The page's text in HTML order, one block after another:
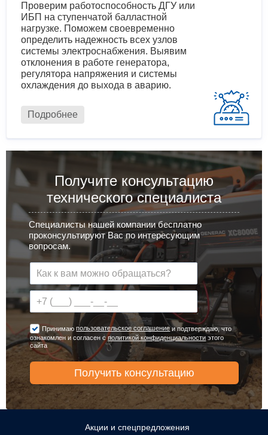
Проверим работоспособность ДГУ или
ИБП на ступенчатой балластной
нагрузке. Поможем своевременно
определить надежность всех узлов
системы электроснабжения. Выявим
отклонения в работе генератора,
регулятора напряжения и системы
охлаждения до выхода в аварию.
Подробнее
Получите консультацию
технического специалиста
Специалисты нашей компании бесплатно
проконсультируют Вас по интересующим
вопросам.
Принимаюпользовательское соглашениеи подтверждаю, что
ознакомлен и согласен сполитикой конфиденциальности этого
сайта
Акции и спецпредложения